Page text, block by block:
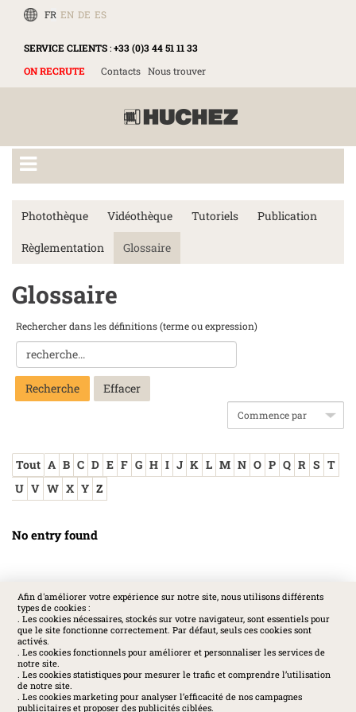
Afin d'améliorer votre expérience sur notre site, nous utilisons différents
types de cookies :
. Les cookies nécessaires, stockés sur votre navigateur, sont essentiels pour
que le site fonctionne correctement. Par défaut, seuls ces cookies sont
activés.
. Les cookies fonctionnels pour améliorer et personnaliser les services de
notre site.
. Les cookies statistiques pour mesurer le trafic et comprendre l’utilisation
de notre site.
. Les cookies marketing pour analyser l’efficacité de nos campagnes
publicitaires et proposer des publicités ciblées.
FR EN DE ES
SERVICE CLIENTS:+33 (0)3 44 51 11 33
ON RECRUTE
Contacts Nous trouver
Photothèque Vidéothèque Tutoriels Publication
Règlementation Glossaire
Glossaire
Rechercher dans les définitions (terme ou expression)
Recherche
Tout A B C D E F G H I J K L M N O P Q R S T
U V W X Y Z
No entry found
SOCIAL